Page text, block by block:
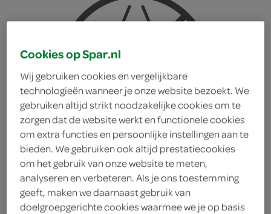
Cookies op Spar.nl
Wij gebruiken cookies en vergelijkbare
technologieën wanneer je onze website bezoekt. We
gebruiken altijd strikt noodzakelijke cookies om te
zorgen dat de website werkt en functionele cookies
om extra functies en persoonlijke instellingen aan te
bieden. We gebruiken ook altijd prestatiecookies
om het gebruik van onze website te meten,
analyseren en verbeteren. Als je ons toestemming
geeft, maken we daarnaast gebruik van
doelgroepgerichte cookies waarmee we je op basis